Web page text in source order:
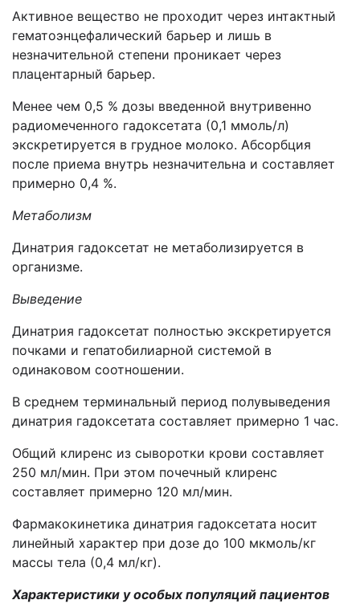
Активное вещество не проходит через интактный
гематоэнцефалический барьер и лишь в
незначительной степени проникает через
плацентарный барьер.
Менее чем 0,5 % дозы введенной внутривенно
радиомеченного гадоксетата (0,1 ммоль/л)
экскретируется в грудное молоко. Абсорбция
после приема внутрь незначительна и составляет
примерно 0,4 %.
Метаболизм
Динатрия гадоксетат не метаболизируется в
организме.
Выведение
Динатрия гадоксетат полностью экскретируется
почками и гепатобилиарной системой в
одинаковом соотношении.
В среднем терминальный период полувыведения
динатрия гадоксетата составляет примерно 1 час.
Общий клиренс из сыворотки крови составляет
250 мл/мин. При этом почечный клиренс
составляет примерно 120 мл/мин.
Фармакокинетика динатрия гадоксетата носит
линейный характер при дозе до 100 мкмоль/кг
массы тела (0,4 мл/кг).
Характеристики у особых популяций пациентов